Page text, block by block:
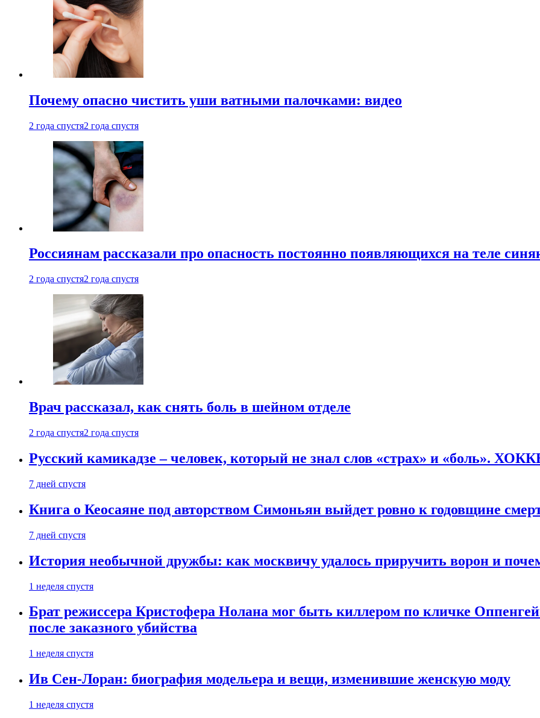
Почему опасно чистить уши ватными палочками: видео
2 года спустя2 года спустя
Россиянам рассказали про опасность постоянно появляющихся на теле
2 года спустя2 года спустя
Врач рассказал, как снять боль в шейном отделе
2 года спустя2 года спустя
Русский камикадзе – человек, который не знал слов «страх» и «боль».
7 дней спустя
Книга о Кеосаяне под авторством Симоньян выйдет ровно к годовщине
7 дней спустя
История необычной дружбы: как москвичу удалось приручить ворон и
1 неделя спустя
Брат режиссера Кристофера Нолана мог быть киллером по кличке
после заказного убийства
1 неделя спустя
Ив Сен-Лоран: биография модельера и вещи, изменившие женскую моду
1 неделя спустя